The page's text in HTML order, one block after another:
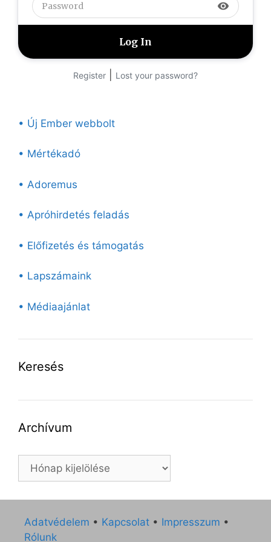
visibility
Register Lost your password?
• Új Ember webbolt
• Mértékadó
• Adoremus
• Apróhirdetés feladás
• Előfizetés és támogatás
• Lapszámaink
• Médiaajánlat
Keresés
Archívum
Archívum
Adatvédelem • Kapcsolat • Impresszum •
Rólunk